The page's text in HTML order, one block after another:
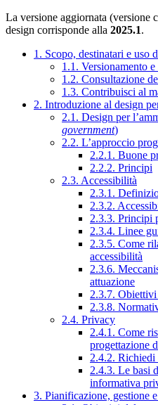
La versione aggiornata (versione
design corrisponde alla 2025.1.
1. Scopo, destinatari e uso
1.1. Versionamento
1.2. Consultazione
1.3. Contribuisci al
2. Introduzione al design
2.1. Design per
government)
2.2. L’approccio
2.2.1. Buone
2.2.2. Principi
2.3. Accessibilità
2.3.1.
2.3.2.
2.3.3. Principi
2.3.4. Linee
2.3.5. Come
accessibilità
2.3.6.
attuazione
2.3.7. Obiettivi
2.3.8.
2.4. Privacy
2.4.1. Come
progettazione
2.4.2. Richiedi
2.4.3. Le basi
informativa
3. Pianificazione, gestione